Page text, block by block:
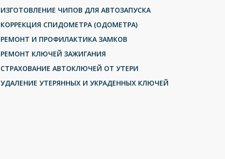
ИЗГОТОВЛЕНИЕ ЧИПОВ ДЛЯ АВТОЗАПУСКА
КОРРЕКЦИЯ СПИДОМЕТРА (ОДОМЕТРА)
РЕМОНТ И ПРОФИЛАКТИКА ЗАМКОВ
РЕМОНТ КЛЮЧЕЙ ЗАЖИГАНИЯ
СТРАХОВАНИЕ АВТОКЛЮЧЕЙ ОТ УТЕРИ
УДАЛЕНИЕ УТЕРЯННЫХ И УКРАДЕННЫХ КЛЮЧЕЙ